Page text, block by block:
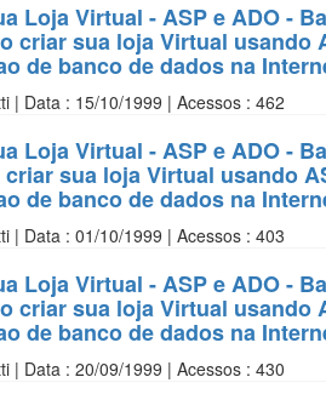
Loja Virtual - ASP e ADO -
criar sua loja Virtual usando
de banco de dados na
| Data : 15/10/1999 | Acessos : 462
Loja Virtual - ASP e ADO -
sua loja Virtual usando
de banco de dados na
| Data : 01/10/1999 | Acessos : 403
Loja Virtual - ASP e ADO -
criar sua loja Virtual usando
de banco de dados na
| Data : 20/09/1999 | Acessos : 430